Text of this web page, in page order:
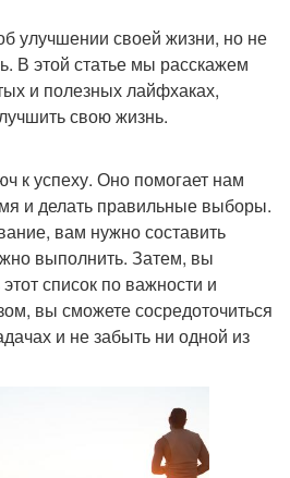
улучшении своей жизни, но не
В этой статье мы расскажем
и полезных лайфхаках,
свою жизнь.
к успеху. Оно помогает нам
и делать правильные выборы.
вам нужно составить
выполнить. Затем, вы
список по важности и
вы сможете сосредоточиться
и не забыть ни одной из